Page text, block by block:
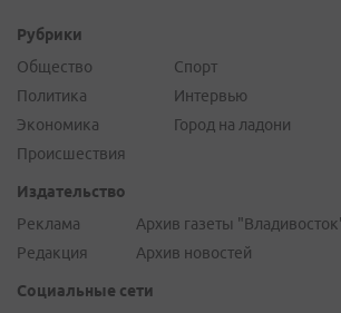
Рубрики
Общество
Политика
Экономика
Происшествия
Спорт
Интервью
Город на ладони
Издательство
Реклама
Редакция
Архив газеты
Архив новостей
Социальные сети